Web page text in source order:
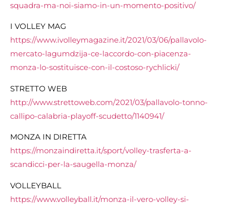
squadra-ma-noi-siamo-in-un-momento-positivo/
I VOLLEY MAG
https://www.ivolleymagazine.it/2021/03/06/pallavolo-
mercato-lagumdzija-ce-laccordo-con-piacenza-
monza-lo-sostituisce-con-il-costoso-rychlicki/
STRETTO WEB
http://www.strettoweb.com/2021/03/pallavolo-tonno-
callipo-calabria-playoff-scudetto/1140941/
MONZA IN DIRETTA
https://monzaindiretta.it/sport/volley-trasferta-a-
scandicci-per-la-saugella-monza/
VOLLEYBALL
https://www.volleyball.it/monza-il-vero-volley-si-